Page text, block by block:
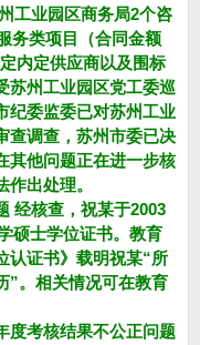
工业园区商务局2个咨
务类项目（合同金额
内定供应商以及围标
苏州工业园区党工委巡
纪委监委已对苏州工业
查调查，苏州市委已决
其他问题正在进一步核
出处理。
经核查，祝某于2003
硕士学位证书。教育
认证书》载明祝某“所
”。相关情况可在教育
度考核结果不公正问题